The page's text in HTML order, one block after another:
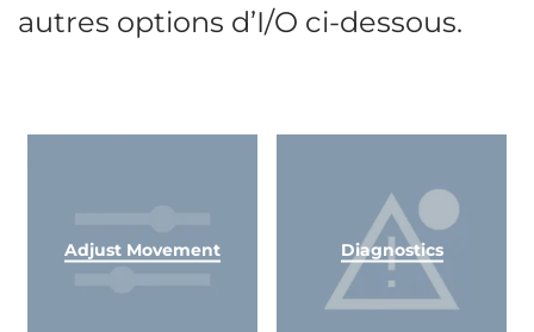
autres options d’I/O ci-dessous.
Adjust Movement Diagnostics